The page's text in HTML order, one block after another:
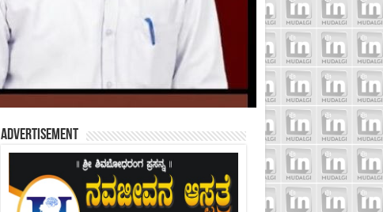
Advertisement